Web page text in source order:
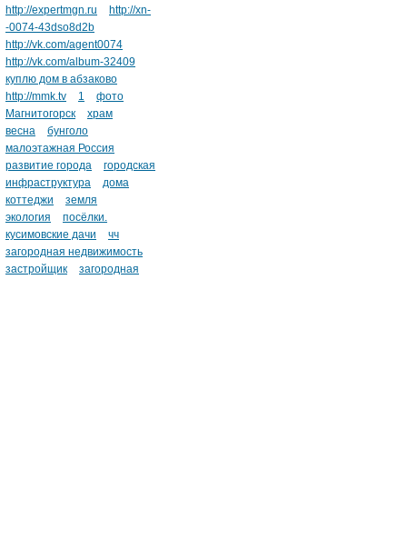
http://expertmgn.ru
http://xn-
-0074-43dso8d2b
http://vk.com/agent0074
http://vk.com/album-32409
куплю дом в абзаково
http://mmk.tv
1
фото
Магнитогорск
храм
весна
бунголо
малоэтажная Россия
развитие города
городская
инфраструктура
дома
коттеджи
земля
экология
посёлки.
кусимовские дачи
чч
загородная недвижимость
застройщик
загородная